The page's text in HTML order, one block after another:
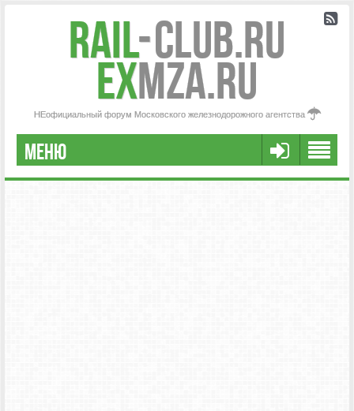
Rail-Club.RU
exMZA.RU
НЕофициальный форум Московского железнодорожного агентства
МЕНЮ
РЕГИСТРАЦИЯ